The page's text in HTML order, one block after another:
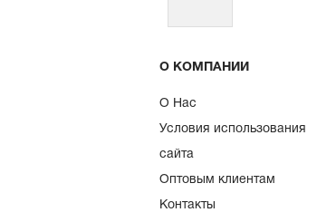
О КОМПАНИИ
О Нас
Условия использования
сайта
Оптовым клиентам
Контакты